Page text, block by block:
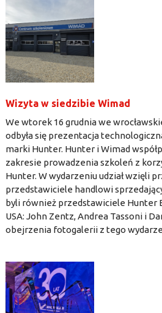
Wizyta w siedzibie Wimad
We wtorek 16 grudnia we
odbyła się prezentacja
marki Hunter. Hunter i Wimad
zakresie prowadzenia szkoleń z
Hunter. W wydarzeniu udział wzięli
przedstawiciele handlowi
byli również przedstawiciele Hunter
USA: John Zentz, Andrea Tassoni i
obejrzenia fotogalerii z tego